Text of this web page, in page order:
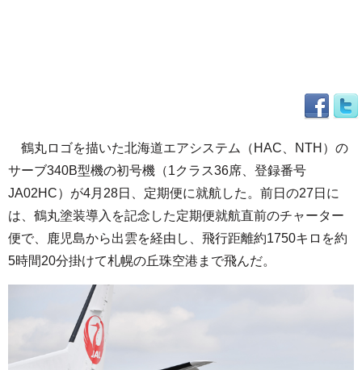
鶴丸ロゴを描いた北海道エアシステム（HAC、NTH）の
サーブ340B型機の初号機（1クラス36席、登録番号
JA02HC）が4月28日、定期便に就航した。前日の27日に
は、鶴丸塗装導入を記念した定期便就航直前のチャーター
便で、鹿児島から出雲を経由し、飛行距離約1750キロを約
5時間20分掛けて札幌の丘珠空港まで飛んだ。